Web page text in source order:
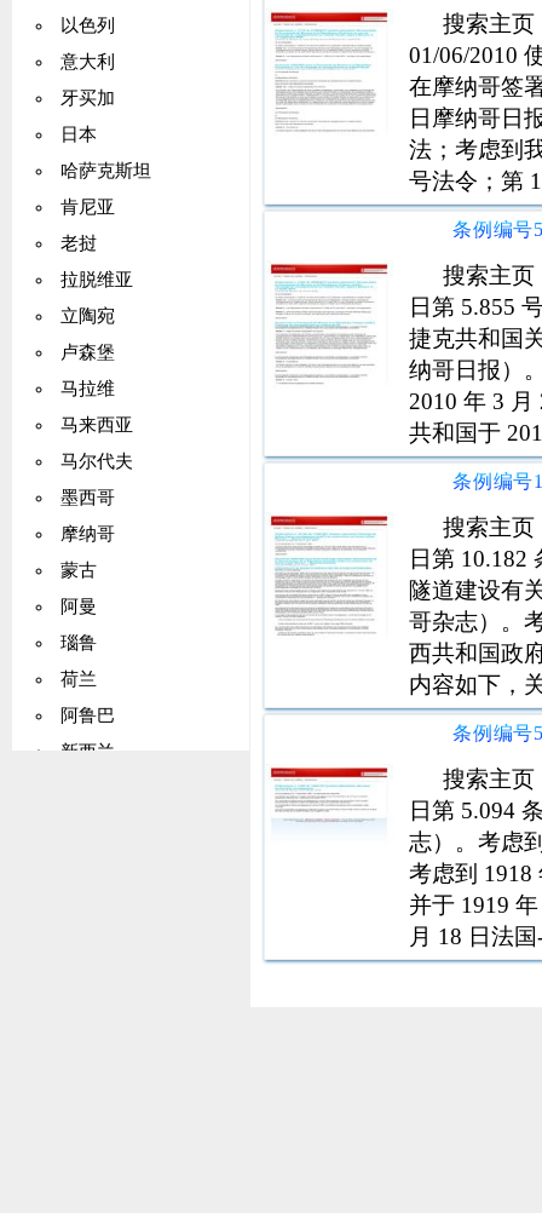
以色列
意大利
牙买加
日本
哈萨克斯坦
肯尼亚
老挝
拉脱维亚
立陶宛
卢森堡
马拉维
马来西亚
马尔代夫
墨西哥
摩纳哥
蒙古
阿曼
瑙鲁
荷兰
阿鲁巴
新西兰
搜索主页
01/06/2010
在摩纳哥签
日摩纳哥日
法；考虑到
号法令；第
日在摩纳哥
搜索主页
日第 5.855
捷克共和国
纳哥日报）
2010 年 3
共和国于
的协议，自
搜索主页
日第 10.182
隧道建设有
哥杂志）。
西共和国政
内容如下，
于本条例公
搜索主页
日第 5.094
志）。考虑
考虑到 1918
并于 1919
月 18 日法
关的问题的